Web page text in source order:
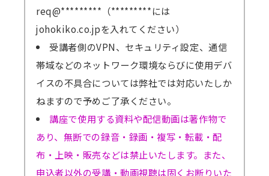
req@*********（*********には
johokiko.co.jpを入れてください）
受講者側のVPN、セキュリティ設定、通信
帯域などのネットワーク環境ならびに使用デバ
イスの不具合については弊社では対応いたしか
ねますので予めご了承ください。
講座で使用する資料や配信動画は著作物で
あり、無断での録音・録画・複写・転載・配
布・上映・販売などは禁止いたします。また、
申込者以外の受講・動画視聴は固くお断りいた